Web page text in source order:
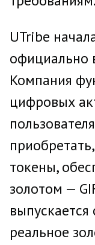
UTribe
официально
Компания
цифровых
токены,
золотом —
реальное